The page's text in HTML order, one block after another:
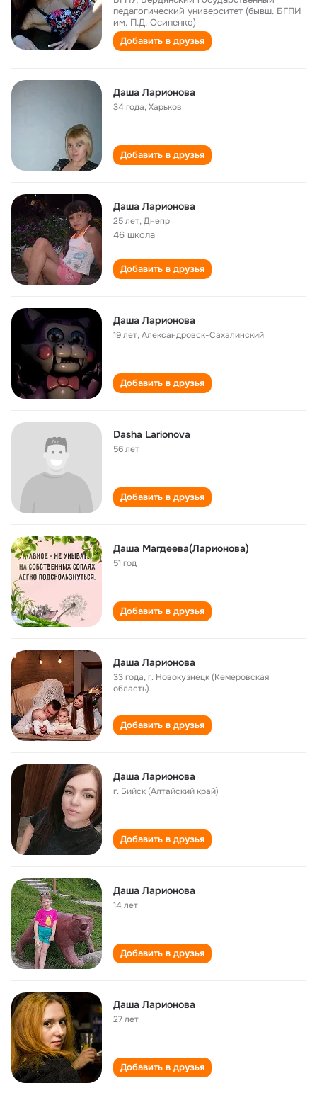
педагогический университет (бывш. БГПИ
им. П.Д. Осипенко)
Добавить в друзья
Даша Ларионова
34 года,Харьков
Добавить в друзья
Даша Ларионова
25 лет,Днепр
46 школа
Добавить в друзья
Даша Ларионова
19 лет,Александровск-Сахалинский
Добавить в друзья
Dasha Larionova
56 лет
Добавить в друзья
Даша Магдеева(Ларионова)
51 год
Добавить в друзья
Даша Ларионова
33 года,г. Новокузнецк (Кемеровская
область)
Добавить в друзья
Даша Ларионова
г. Бийск (Алтайский край)
Добавить в друзья
Даша Ларионова
14 лет
Добавить в друзья
Даша Ларионова
27 лет
Добавить в друзья